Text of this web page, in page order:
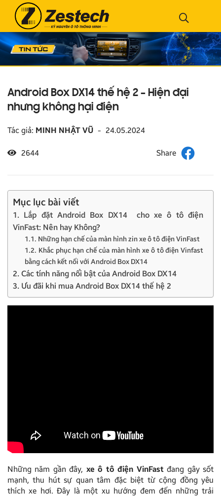
Android Box DX14 thế hệ 2 – Hiện đại
nhưng không hại điện
Tác giả: MINH NHẬT VŨ - 24.05.2024
2644
Mục lục bài viết
1. Lắp đặt Android Box DX14 cho xe ô tô điện
VinFast: Nên hay Không?
1.1. Những hạn chế của màn hình zin xe ô tô điện VinFast
1.2. Khắc phục hạn chế của màn hình xe ô tô điện Vinfast
bằng cách kết nối với Android Box DX14
2. Các tính năng nổi bật của Android Box DX14
3. Ưu đãi khi mua Android Box DX14 thế hệ 2
Những năm gần đây, xe ô tô điện VinFast đang gây sốt
mạnh, thu hút sự quan tâm đặc biệt từ cộng đồng yêu
thích xe hơi. Đây là một xu hướng đem đến những trải